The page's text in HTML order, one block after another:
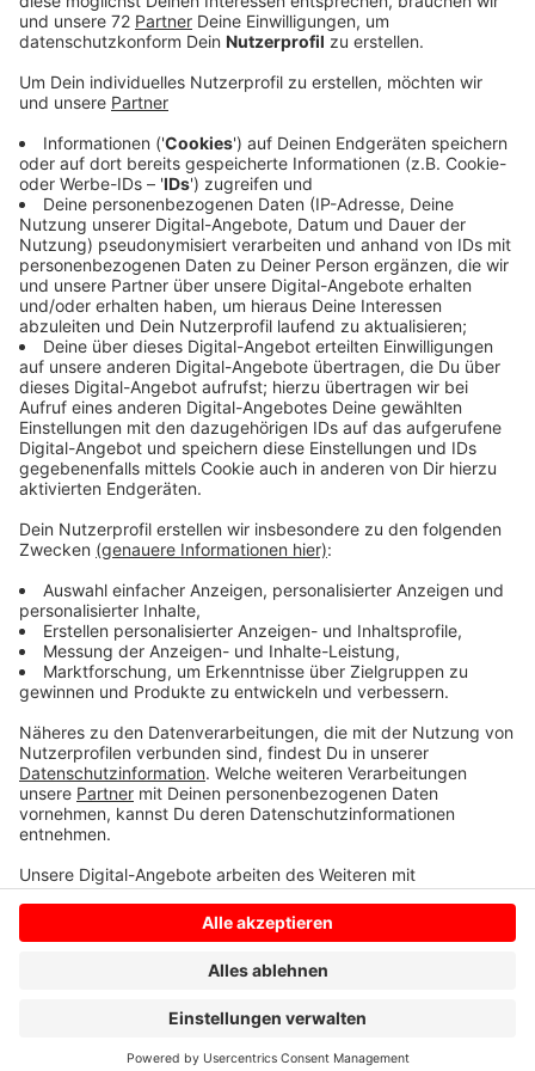
Anzeige
Nach dem schweren Unfall an der Eisenbahnstraße
laufen die Ermittlungen weiter. In der Nacht zu
Sonntag war auf regennasser Fahrbahn ein 18-Jähriger
aus Greven mit seinem Auto von der Straße
abgekommen und ist dabei in eine Menschengruppe
gefahren. Bei dem Vorfall wurden sieben Menschen
verletzt, vier von ihnen schwer. Ersten Ermittlungen
zufolge geriet das Auto beim Abbiegen von der
Warendorfer Straße auf die Eisenbahnstraße auf den
Gehweg und erfasste vier Passanten. Das Auto des
18-Jährigen prallte dann noch auf die gläserne
Fassade eines Hotels, so dass sie beschädigt wurde.
Der Unfallfahrer und zwei Mitinsassen erlitten den
Angaben zufolge leichte Verletzungen.
Ein Alkohol- und Drogentest bei dem Grevener ergab
ein negatives Ergebnis. Die Ermittlungen zur
Unfallursache dauern an. Die Polizei geht nicht von
Vorsatz aus.
Anzeige
Anzeige